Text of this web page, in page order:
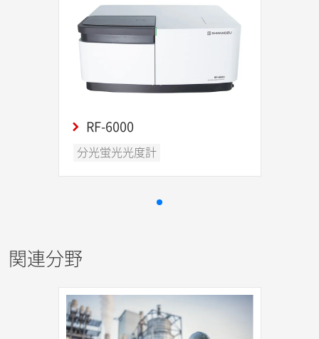
RF-6000
分光蛍光光度計
関連分野